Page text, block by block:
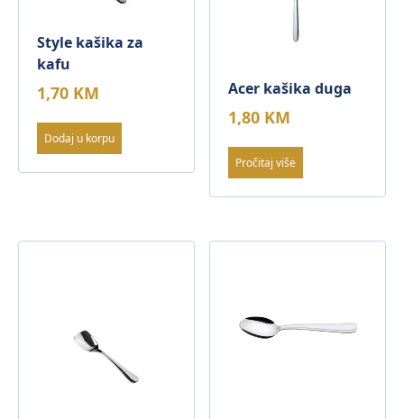
Style kašika za
kafu
1,70 KM
Dodaj u korpu
Acer kašika duga
1,80 KM
Pročitaj više